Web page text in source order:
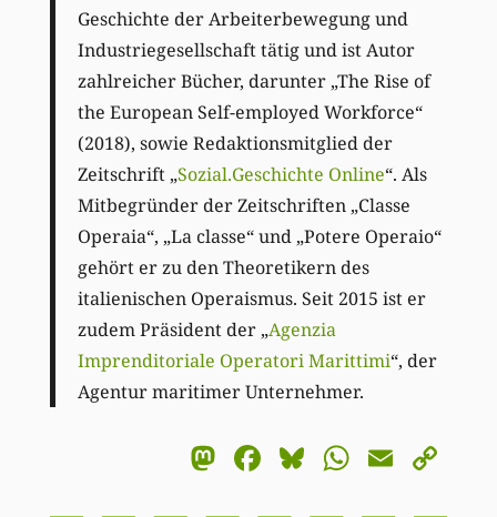
Geschichte der Arbeiterbewegung und
Industriegesellschaft tätig und ist Autor
zahlreicher Bücher, darunter „The Rise of
the European Self-employed Workforce“
(2018), sowie Redaktionsmitglied der
Zeitschrift „Sozial.Geschichte Online“. Als
Mitbegründer der Zeitschriften „Classe
Operaia“, „La classe“ und „Potere Operaio“
gehört er zu den Theoretikern des
italienischen Operaismus. Seit 2015 ist er
zudem Präsident der „Agenzia
Imprenditoriale Operatori Marittimi“, der
Agentur maritimer Unternehmer.
Mastodon
Facebook
BlueskyEmail